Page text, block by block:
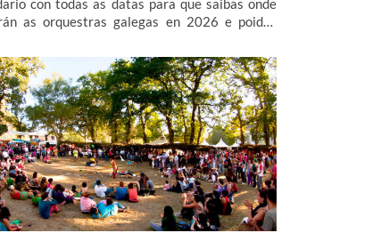
con todas as datas para que saibas onde
as orquestras galegas en 2026 e poidas
Noia, Combo Dominicano e Los Satélites.